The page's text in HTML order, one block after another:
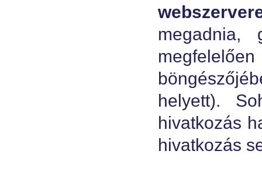
helyett).
hivatkozás
hivatkozás